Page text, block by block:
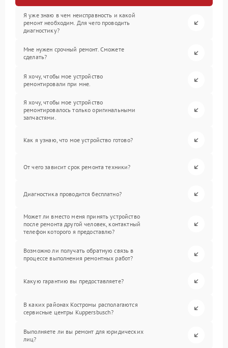
Я уже знаю в чем неисправность и какой
ремонт необходим. Для чего проводить
диагностику?
Мне нужен срочный ремонт. Сможете
сделать?
Я хочу, чтобы мое устройство
ремонтировали при мне.
Я хочу, чтобы мое устройство
ремонтировалось только оригинальными
запчастями.
Как я узнаю, что мое устройство готово?
От чего зависит срок ремонта техники?
Диагностика проводится бесплатно?
Может ли вместо меня принять устройство
после ремонта другой человек, контактный
телефон которого я предоставлю?
Возможно ли получать обратную связь в
процессе выполнения ремонтных работ?
Какую гарантию вы предоставляете?
В каких районах Костромы располагаются
сервисные центры Kuppersbusch?
Выполняете ли вы ремонт для юридических
лиц?